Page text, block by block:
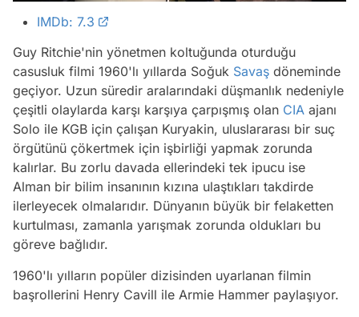
IMDb: 7.3
Guy Ritchie'nin yönetmen koltuğunda oturduğu
casusluk filmi 1960'lı yıllarda Soğuk Savaş döneminde
geçiyor. Uzun süredir aralarındaki düşmanlık nedeniyle
çeşitli olaylarda karşı karşıya çarpışmış olan CIA ajanı
Solo ile KGB için çalışan Kuryakin, uluslararası bir suç
örgütünü çökertmek için işbirliği yapmak zorunda
kalırlar. Bu zorlu davada ellerindeki tek ipucu ise
Alman bir bilim insanının kızına ulaştıkları takdirde
ilerleyecek olmalarıdır. Dünyanın büyük bir felaketten
kurtulması, zamanla yarışmak zorunda oldukları bu
göreve bağlıdır.
1960'lı yılların popüler dizisinden uyarlanan filmin
başrollerini Henry Cavill ile Armie Hammer paylaşıyor.